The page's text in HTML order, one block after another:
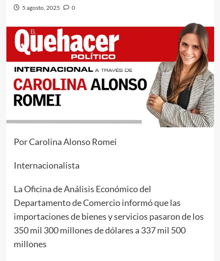
5 agosto, 2025 0
Por Carolina Alonso Romei
Internacionalista
La Oficina de Análisis Económico del
Departamento de Comercio informó que las
importaciones de bienes y servicios pasaron de los
350 mil 300 millones de dólares a 337 mil 500
millones